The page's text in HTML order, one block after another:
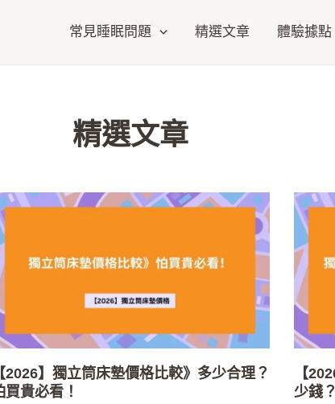
常見睡眠問題 精選文章 體驗據點
精選文章
2026】獨立筒床墊價格比較》多少合理？
買貴必看！
【
少錢
頁 頁 頁 頁 頁 頁 頁 頁 頁 頁